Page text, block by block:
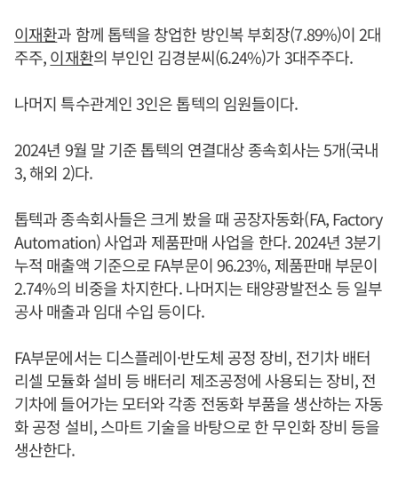
이재환과 함께 톱텍을 창업한 방인복 부회장(7.89%)이 2대
주주,이재환의 부인인 김경분씨(6.24%)가 3대주주다.
나머지 특수관계인 3인은 톱텍의 임원들이다.
2024년 9월 말 기준 톱텍의 연결대상 종속회사는 5개(국내
3, 해외 2)다.
톱텍과 종속회사들은 크게 봤을 때 공장자동화(FA, Factory
Automation) 사업과 제품판매 사업을 한다. 2024년 3분기
누적 매출액 기준으로 FA부문이 96.23%, 제품판매 부문이
2.74%의 비중을 차지한다. 나머지는 태양광발전소 등 일부
공사 매출과 임대 수입 등이다.
FA부문에서는 디스플레이·반도체 공정 장비, 전기차 배터
리셀 모듈화 설비 등 배터리 제조공정에 사용되는 장비, 전
기차에 들어가는 모터와 각종 전동화 부품을 생산하는 자동
화 공정 설비, 스마트 기술을 바탕으로 한 무인화 장비 등을
생산한다.